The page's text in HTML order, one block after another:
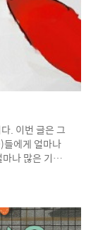
. 이번 글은 그
들에게 얼마나
나 많은 기여
▣ 현대의 공
중 하나는
주립대학교